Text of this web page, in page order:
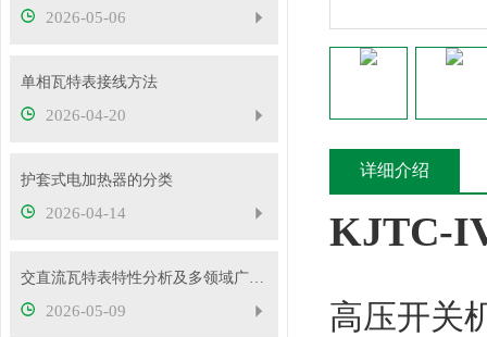
2026-05-06
单相瓦特表接线方法
2026-04-20
护套式电加热器的分类
2026-04-14
交直流瓦特表特性分析及多领域广泛应用
2026-05-09
详细介绍
KJTC-
高压开关